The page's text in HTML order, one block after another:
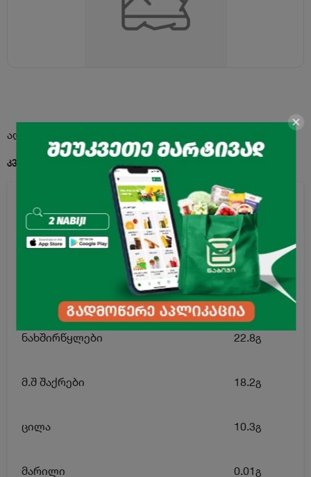
აღწერა
კვებითი ღირებულება 100გ. პროდუქტში:
ენერგეტიკული ღირებულება 556კკალ
ცხიმი 43.6გ
მ.შ ნაჯერი ცხიმოვანი მჟავები 26.6გ
ნახშირწყლები 22.8გ
მ.შ შაქრები 18.2გ
ცილა 10.3გ
მარილი 0.01გ